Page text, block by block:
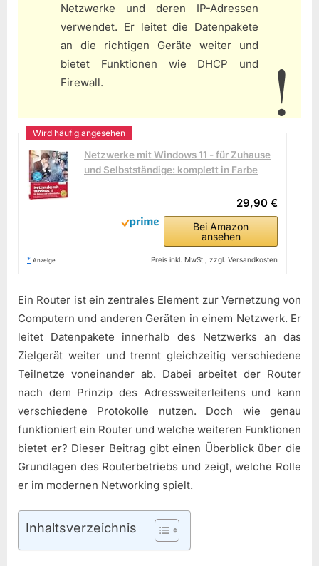
Netzwerke und deren IP-Adressen
verwendet. Er leitet die Datenpakete
an die richtigen Geräte weiter und
bietet Funktionen wie DHCP und
Firewall.
Netzwerke mit Windows 11 - für Zuhause
und Selbstständige: komplett in Farbe
29,90 €
Bei Amazon
ansehen
* Anzeige Preis inkl. MwSt., zzgl. Versandkosten
Ein Router ist ein zentrales Element zur Vernetzung von
Computern und anderen Geräten in einem Netzwerk. Er
leitet Datenpakete innerhalb des Netzwerks an das
Zielgerät weiter und trennt gleichzeitig verschiedene
Teilnetze voneinander ab. Dabei arbeitet der Router
nach dem Prinzip des Adressweiterleitens und kann
verschiedene Protokolle nutzen. Doch wie genau
funktioniert ein Router und welche weiteren Funktionen
bietet er? Dieser Beitrag gibt einen Überblick über die
Grundlagen des Routerbetriebs und zeigt, welche Rolle
er im modernen Networking spielt.
Inhaltsverzeichnis